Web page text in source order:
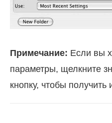
Примечание: Если вы
параметры, щелкните
кнопку, чтобы получить